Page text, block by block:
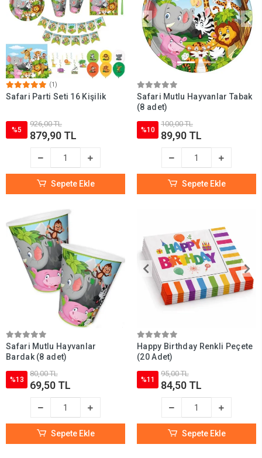
dilediğinizi tercih edebilir, doğum gününe davetli çocukları
sevindirebilirsiniz.
(1)
Safari Parti Seti 16 Kişilik
%5
926,00 TL
879,90 TL
Sepete Ekle
Safari Mutlu Hayvanlar Tabak
(8 adet)
%10
100,00 TL
89,90 TL
Sepete Ekle
Safari Mutlu Hayvanlar
Bardak (8 adet)
%13
80,00 TL
69,50 TL
Sepete Ekle
Happy Birthday Renkli Peçete
(20 Adet)
%11
95,00 TL
84,50 TL
Sepete Ekle